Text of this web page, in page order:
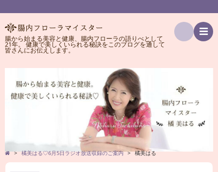
腸から始まる美容と健康、腸内フローラの語りべとして
21年。 健康で美しくいられる秘訣をこのブログを通して
皆さんにお伝えします。
索
> 橘美はる♡6月5日ラジオ放送収録のご案内 > 橘美はる